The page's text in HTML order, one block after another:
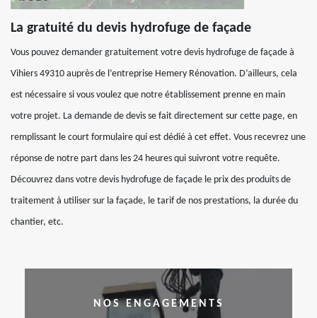
La gratuité du devis hydrofuge de façade
Vous pouvez demander gratuitement votre devis hydrofuge de façade à
Vihiers 49310 auprès de l’entreprise Hemery Rénovation. D’ailleurs, cela
est nécessaire si vous voulez que notre établissement prenne en main
votre projet. La demande de devis se fait directement sur cette page, en
remplissant le court formulaire qui est dédié à cet effet. Vous recevrez une
réponse de notre part dans les 24 heures qui suivront votre requête.
Découvrez dans votre devis hydrofuge de façade le prix des produits de
traitement à utiliser sur la façade, le tarif de nos prestations, la durée du
chantier, etc.
NOS ENGAGEMENTS